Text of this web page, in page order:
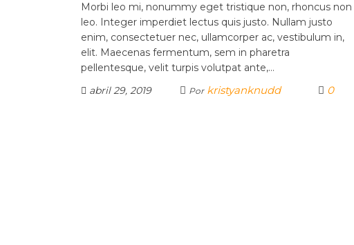
Morbi leo mi, nonummy eget tristique non, rhoncus non
leo. Integer imperdiet lectus quis justo. Nullam justo
enim, consectetuer nec, ullamcorper ac, vestibulum in,
elit. Maecenas fermentum, sem in pharetra
pellentesque, velit turpis volutpat ante,…
abril 29, 2019
Por kristyanknudd 0